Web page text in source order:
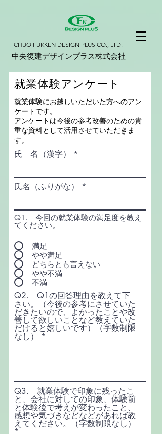
​CHUO FUKKEN DESIGN PLUS CO., LTD.
​中央復建デザインプラス株式会社
就業体験アンケート
就業体験にお越しいただいた方へのアン
ケートです。
アンケートは今後の参考改善のための貴
重な資料として活用させていただきま
す。
氏 名（漢字）
氏名（ふりがな）
Q1. 今回の就業体験の満足度を教え
てください。
満足
やや満足
どちらとも言えない
やや不満
不満
Q2. Q1の回答理由を教えて下
さい。（今後の参考にさせていた
だきたいので、よかったことや改
善して欲しいことなど教えていた
だけると嬉しいです）（字数制限
なし）
Q3. 就業体験で印象に残ったこ
と、会社に対しての印象、体験前
と体験後で考えが変わったこと、
感想や気づきなどなどがあれば教
えてください。（字数制限なし）